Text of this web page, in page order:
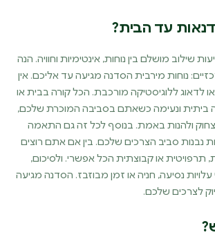
עד הבית?
שילוב מושלם בין נוחות, אינטימיות וחוויה. הנה
נוחות מירבית הסדנה מגיעה עד אליכם. אין
לדאוג ללוגיסטיקה מורכבת. הכל קורה בבית או
ביתית ונעימה כשאתם בסביבה המוכרת שלכם,
ולהנות באמת. בנוסף לכל זה גם התאמה
נבנות סביב הצרכים שלכם. בין אם אתם רוצים
תרפויטית או קבוצתית הכל אפשרי. ולסיכום,
עלויות נסיעה, חניה או זמן מבוזבז. הסדנה מגיעה
לצרכים שלכם.